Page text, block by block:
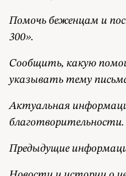
Помочь беженцам и
300».
Сообщить, какую
указывать тему
Актуальная
благотворительности.
Предыдущие